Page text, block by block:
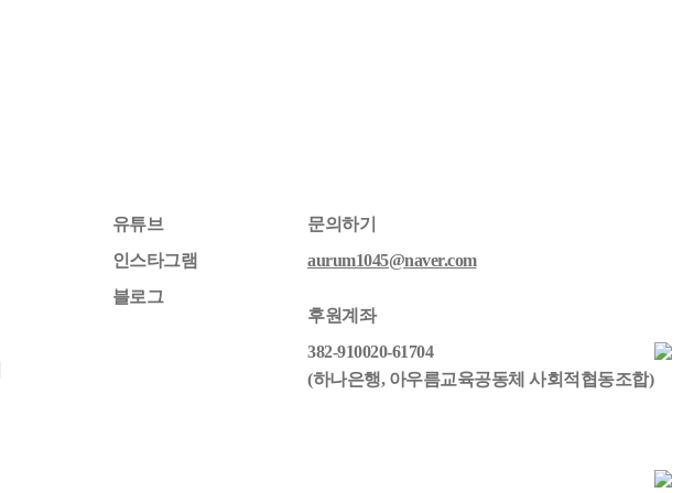
유튜브
인스타그램
블로그
문의하기
aurum1045@naver.com
후원계좌
382-910020-61704
(하나은행, 아우름교육공동체 사회적협동조합)